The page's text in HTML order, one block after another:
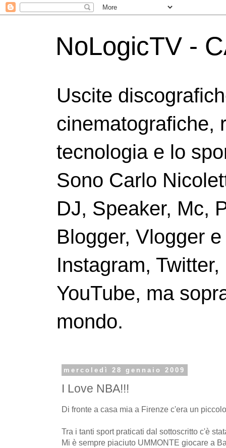
NoLogicTV -
Uscite
cinematografiche,
tecnologia e lo
Sono Carlo
DJ, Speaker, Mc,
Blogger, Vlogger
Instagram,
YouTube, ma
mondo.
mercoledì 28 gennaio 2009
I Love NBA!!!
Di fronte a casa mia a Firenze c'era un
Tra i tanti sport praticati dal sottoscritto c'è
Mi è sempre piaciuto UMMONTE giocare a